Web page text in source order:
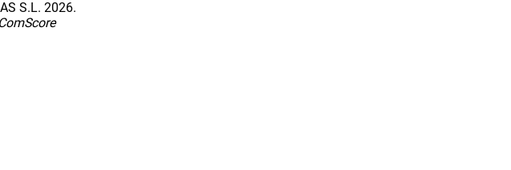
S.L. 2026.
ComScore